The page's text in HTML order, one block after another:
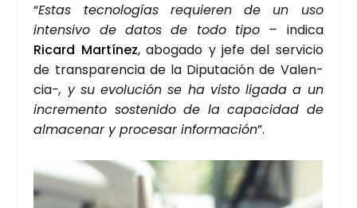
“Estas tec­no­lo­gías requie­ren de un uso
inten­si­vo de datos de todo tipo – indi­ca
Ricard Mar­tí­nez, abo­ga­do y jefe del ser­vi­cio
de trans­pa­ren­cia de la Dipu­tación de Valen­
cia-, y su evo­lu­ción se ha vis­to liga­da a un
incre­men­to sos­te­ni­do de la capa­ci­dad de
alma­ce­nar y pro­ce­sar infor­ma­ción”.